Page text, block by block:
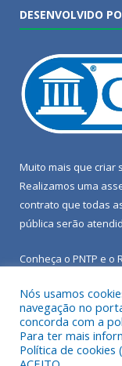
DESENVOLVIDO
Muito mais que criar
Realizamos uma
contrato que todas
pública serão
Conheça o PNTP e o
Todos os direitos
Nós usamos
navegação no
concorda com a
Para ter mais
Política de cookies (